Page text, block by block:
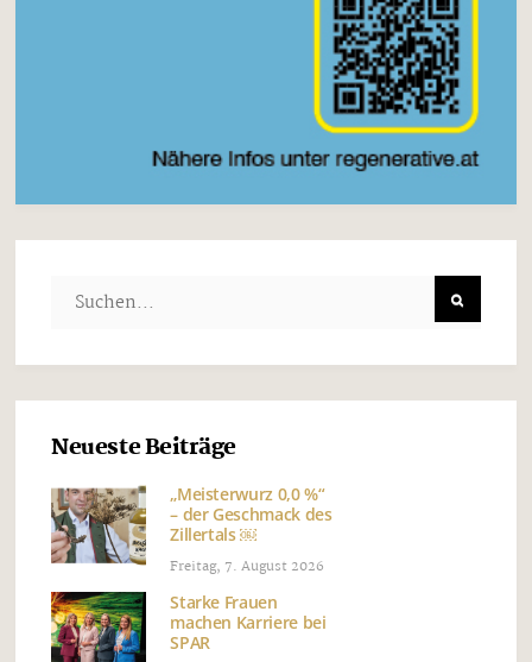
Neueste Beiträge
„Meisterwurz 0,0 %“
– der Geschmack des
Zillertals ￼
Freitag, 7. August 2026
Starke Frauen
machen Karriere bei
SPAR